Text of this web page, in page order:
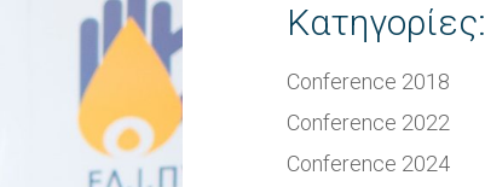
Κατηγορίες:
Conference 2018
Conference 2022
Conference 2024